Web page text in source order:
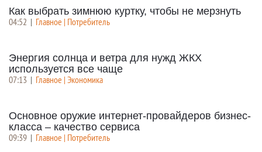
Как выбрать зимнюю куртку, чтобы не мерзнуть
04:52 | Главное | Потребитель
Энергия солнца и ветра для нужд ЖКХ
используется все чаще
07:13 | Главное | Экономика
Основное оружие интернет-провайдеров бизнес-
класса – качество сервиса
09:39 | Главное | Потребитель